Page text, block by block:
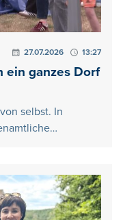
27.07.2026 13:27
ein ganzes Dorf
selbst. In